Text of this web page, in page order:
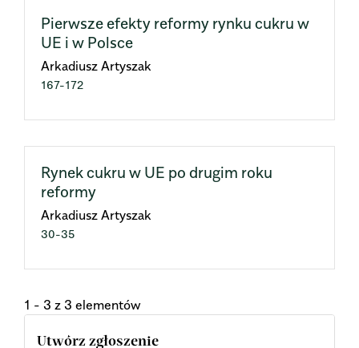
Pierwsze efekty reformy rynku cukru w
UE i w Polsce
Arkadiusz Artyszak
167-172
Rynek cukru w UE po drugim roku
reformy
Arkadiusz Artyszak
30-35
1 - 3 z 3 elementów
Utwórz zgłoszenie